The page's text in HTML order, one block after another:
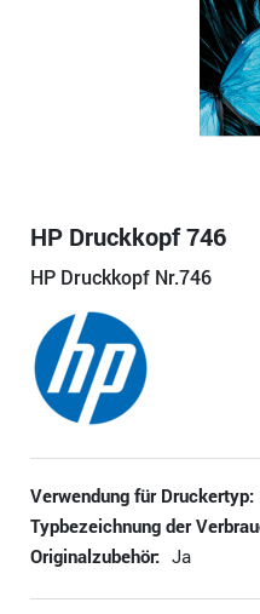
HP Druckkopf 746
HP Druckkopf Nr.746
Verwendung für Druckertyp:
Typbezeichnung der
Originalzubehör: Ja